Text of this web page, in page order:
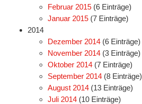
Februar 2015 (6 Einträge)
Januar 2015 (7 Einträge)
2014
Dezember 2014 (6 Einträge)
November 2014 (3 Einträge)
Oktober 2014 (7 Einträge)
September 2014 (8 Einträge)
August 2014 (13 Einträge)
Juli 2014 (10 Einträge)